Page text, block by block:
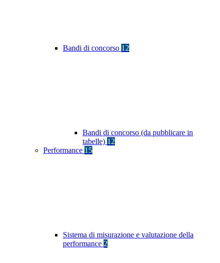
Bandi di concorso 12
Bandi di concorso (da pubblicare in
tabelle) 12
Performance 15
Sistema di misurazione e valutazione della
performance 2